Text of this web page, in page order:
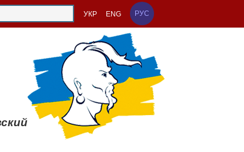
УКР ENG РУС